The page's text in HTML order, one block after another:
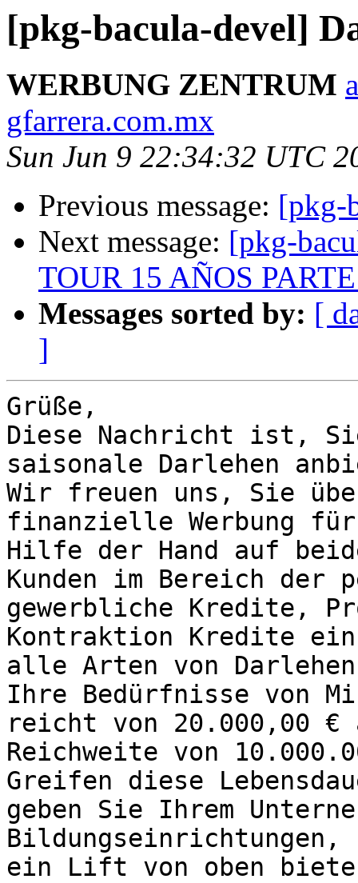
[pkg-bacula-devel]
WERBUNG ZENTRUM
gfarrera.com.mx
Sun Jun 9 22:34:32 UTC
Previous message: [pkg-
Next message: [pkg-
TOUR 15 AÑOS
Messages sorted by: [
]
Grüße,
Diese Nachricht ist,
saisonale Darlehen
Wir freuen uns, Sie
finanzielle Werbung
Hilfe der Hand auf
Kunden im Bereich der
gewerbliche Kredite,
Kontraktion Kredite
alle Arten von
Ihre Bedürfnisse von
reicht von 20.000,00 €
Reichweite von
Greifen diese
geben Sie Ihrem
Bildungseinrichtungen,
ein Lift von oben